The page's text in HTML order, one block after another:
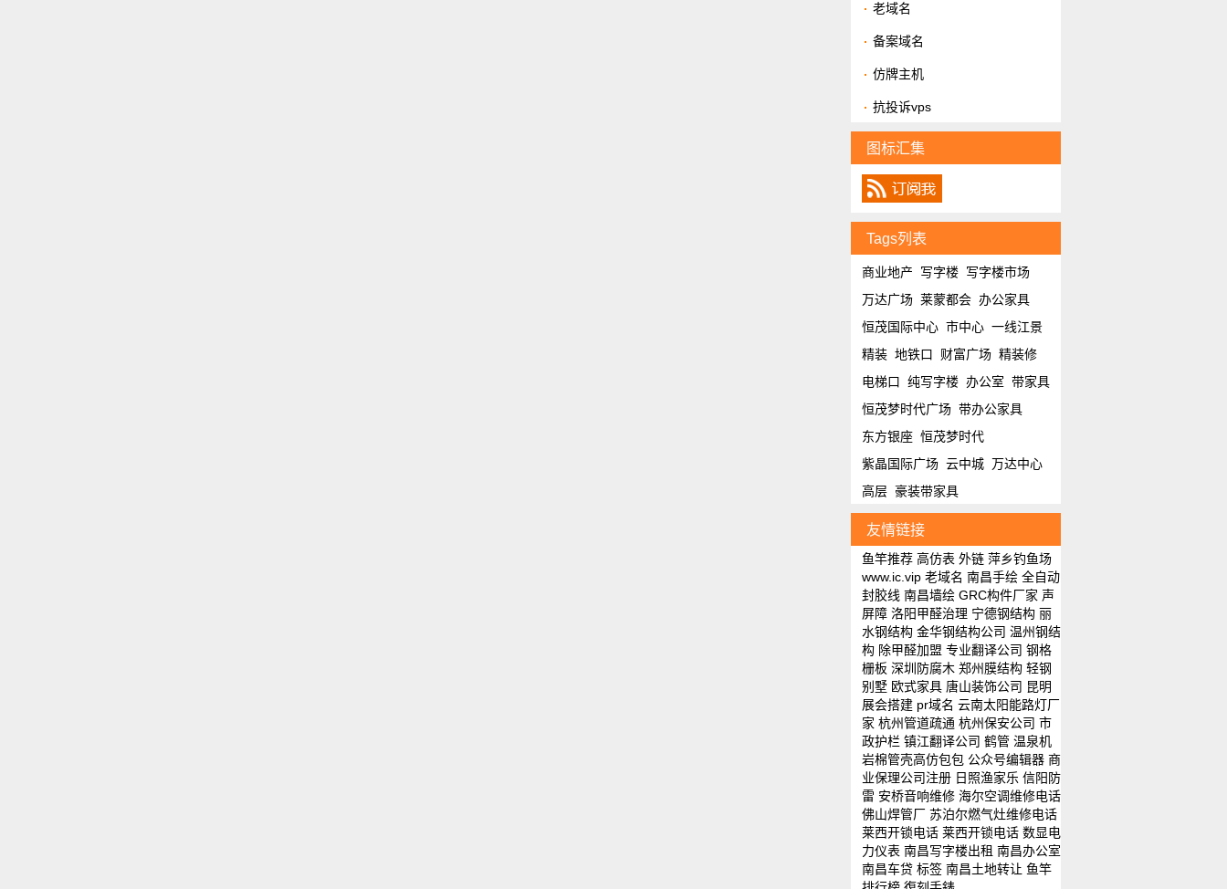
老域名
备案域名
仿牌主机
抗投诉vps
图标汇集
Tags列表
商业地产 写字楼 写字楼市场
万达广场 莱蒙都会 办公家具
恒茂国际中心 市中心 一线江景
精装 地铁口 财富广场 精装修
电梯口 纯写字楼 办公室 带家具
恒茂梦时代广场 带办公家具
东方银座 恒茂梦时代
紫晶国际广场 云中城 万达中心
高层 豪装带家具
友情链接
鱼竿推荐 高仿表 外链 萍乡钓鱼场
www.ic.vip 老域名 南昌手绘 全自动
封胶线 南昌墙绘 GRC构件厂家 声
屏障 洛阳甲醛治理 宁德钢结构 丽
水钢结构 金华钢结构公司 温州钢结
构 除甲醛加盟 专业翻译公司 钢格
栅板 深圳防腐木 郑州膜结构 轻钢
别墅 欧式家具 唐山装饰公司 昆明
展会搭建 pr域名 云南太阳能路灯厂
家 杭州管道疏通 杭州保安公司 市
政护栏 镇江翻译公司 鹤管 温泉机
岩棉管壳高仿包包 公众号编辑器 商
业保理公司注册 日照渔家乐 信阳防
雷 安桥音响维修 海尔空调维修电话
佛山焊管厂 苏泊尔燃气灶维修电话
莱西开锁电话 莱西开锁电话 数显电
力仪表 南昌写字楼出租 南昌办公室
南昌车贷 标签 南昌土地转让 鱼竿